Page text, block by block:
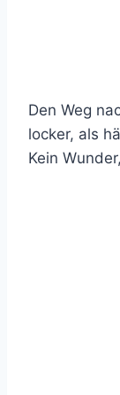
Den Weg
locker, als
Kein